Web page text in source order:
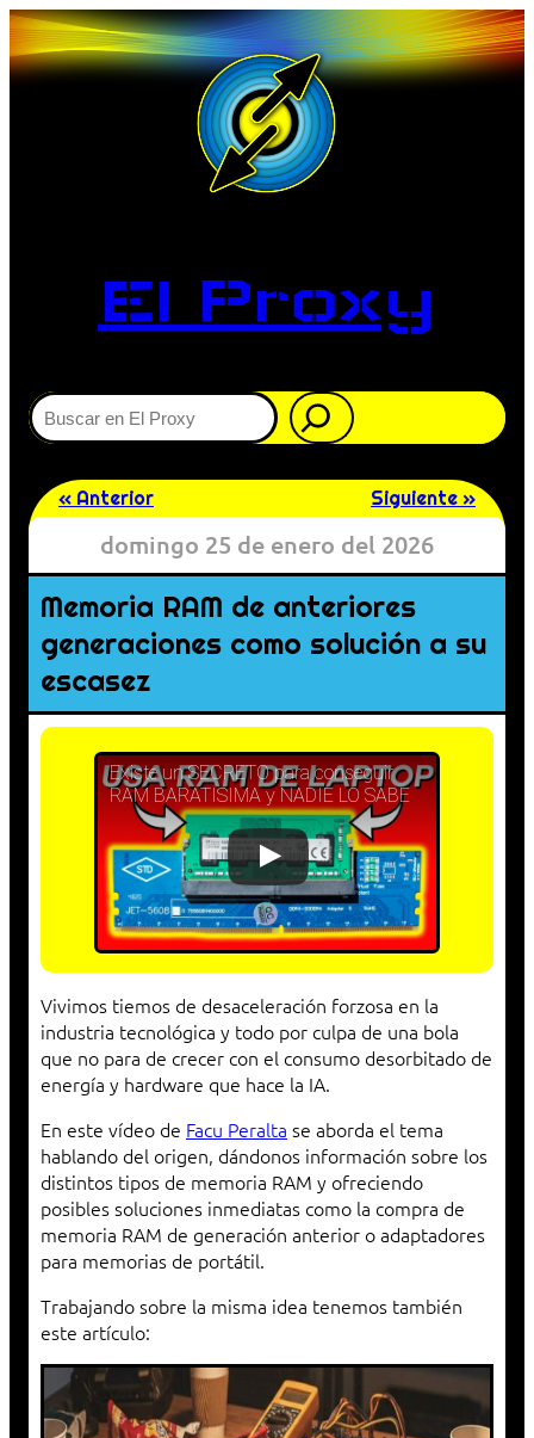
El Proxy
Buscar
« Anterior Siguiente »
domingo 25 de enero del 2026
Memoria RAM de anteriores
generaciones como solución a su
escasez
Existe un SECRETO para conseguir
RAM BARATISIMA y NADIE LO SABE
Vivimos tiemos de desaceleración forzosa en la
industria tecnológica y todo por culpa de una bola
que no para de crecer con el consumo desorbitado de
energía y hardware que hace la IA.
En este vídeo de Facu Peralta se aborda el tema
hablando del origen, dándonos información sobre los
distintos tipos de memoria RAM y ofreciendo
posibles soluciones inmediatas como la compra de
memoria RAM de generación anterior o adaptadores
para memorias de portátil.
Trabajando sobre la misma idea tenemos también
este artículo: